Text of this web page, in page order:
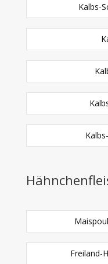
Kalbs-
Freiland-